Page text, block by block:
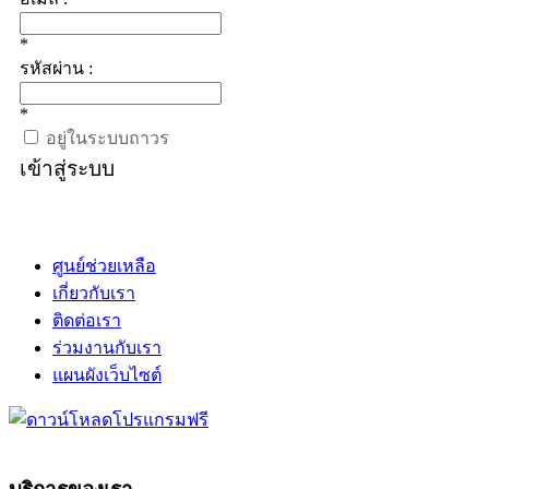
*
รหัสผ่าน :
*
อยู่ในระบบถาวร
เข้าสู่ระบบ
ศูนย์ช่วยเหลือ
เกี่ยวกับเรา
ติดต่อเรา
ร่วมงานกับเรา
แผนผังเว็บไซต์